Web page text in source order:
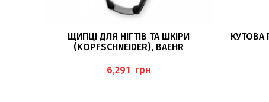
ЧИТАТИ ДАЛІ
ЩИПЦІ ДЛЯ НІГТІВ ТА ШКІРИ
(KOPFSCHNEIDER), BAEHR
грн
КУТОВА